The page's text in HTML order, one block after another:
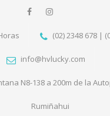
(02) 2348 678 |
info@hvlucky.com
N8-138 a 200m de la
Rumiñahui